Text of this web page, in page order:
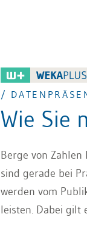
/
Wie Sie
Berge von
sind gerade bei
werden vom
leisten. Dabei gilt